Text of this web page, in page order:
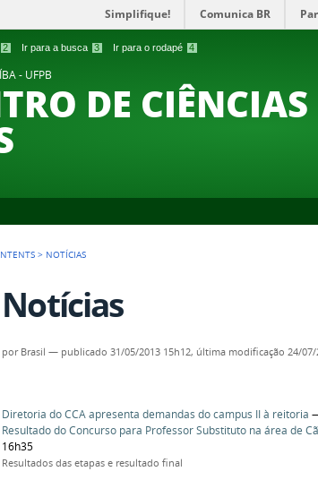
2 Ir para a busca 3 Ir para o rodapé 4
Simplifique! Comunica BR
- UFPB
DE CIÊNCIAS
> NOTÍCIAS
Notícias
por Brasil — publicado 31/05/2013 15h12, última modificação 24/07/
Diretoria do CCA apresenta demandas do campus II à reitoria
Resultado do Concurso para Professor Substituto na área de
16h35
Resultados das etapas e resultado final